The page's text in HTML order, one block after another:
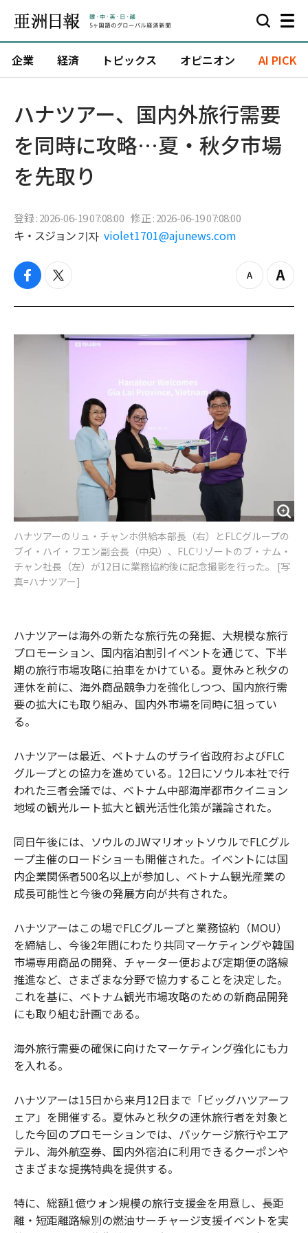
企業 経済 トピックス オピニオン AI PICK
ハナツアー、国内外旅行需要
を同時に攻略…夏・秋夕市場
を先取り
登録 : 2026-06-19 07:08:00 修正 : 2026-06-19 07:08:00
キ・スジョン 기자 violet1701@ajunews.com
f
c
b
t
i
t
z
o
o
Z
o
i
ハナツアーのリュ・チャンホ供給本部長（右）とFLCグループの
ブイ・ハイ・フエン副会長（中央）、FLCリゾートのブ・ナム・
チャン社長（左）が12日に業務協約後に記念撮影を行った。 [写
真=ハナツアー]
ハナツアーは海外の新たな旅行先の発掘、大規模な旅行
プロモーション、国内宿泊割引イベントを通じて、下半
期の旅行市場攻略に拍車をかけている。夏休みと秋夕の
連休を前に、海外商品競争力を強化しつつ、国内旅行需
要の拡大にも取り組み、国内外市場を同時に狙ってい
る。
ハナツアーは最近、ベトナムのザライ省政府およびFLC
グループとの協力を進めている。12日にソウル本社で行
われた三者会議では、ベトナム中部海岸都市クイニョン
地域の観光ルート拡大と観光活性化策が議論された。
同日午後には、ソウルのJWマリオットソウルでFLCグル
ープ主催のロードショーも開催された。イベントには国
内企業関係者500名以上が参加し、ベトナム観光産業の
成長可能性と今後の発展方向が共有された。
ハナツアーはこの場でFLCグループと業務協約（MOU）
を締結し、今後2年間にわたり共同マーケティングや韓国
市場専用商品の開発、チャーター便および定期便の路線
推進など、さまざまな分野で協力することを決定した。
これを基に、ベトナム観光市場攻略のための新商品開発
にも取り組む計画である。
海外旅行需要の確保に向けたマーケティング強化にも力
を入れる。
ハナツアーは15日から来月12日まで「ビッグハツアーフ
ェア」を開催する。夏休みと秋夕の連休旅行者を対象と
した今回のプロモーションでは、パッケージ旅行やエア
テル、海外航空券、国内外宿泊に利用できるクーポンや
さまざまな提携特典を提供する。
特に、総額1億ウォン規模の旅行支援金を用意し、長距
離・短距離路線別の燃油サーチャージ支援イベントを実